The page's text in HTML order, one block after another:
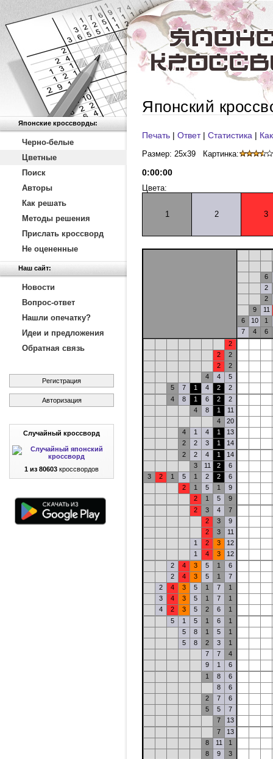
Японские кроссворды:
Черно-белые
Цветные
Поиск
Авторы
Как решать
Методы решения
Прислать кроссворд
Не оцененные
Наш сайт:
Новости
Вопрос-ответ
Нашли опечатку?
Идеи и предложения
Обратная связь
Регистрация
Авторизация
Случайный кроссворд
1 из 80603 кроссвордов
Японский
Печать | Ответ| Статистика |
Размер: 25x39 Картинка:
0:00:00
Цвета:
1 2 3
6
2
2
9
11
6
10
1
7
4
6
2
2
2
2
2
4
4
5
5
7 1 4 2
2
4
8 1 6 2
2
4
8 1
11
4
20
4
1 4 1
13
2
2 3 1
14
2
2 4 1
14
3
11 2
6
3
2 1 5 1 2 2
6
2
1 5 1
9
2
1 5
9
2
3 4
7
2
3
9
2
3
11
1
2 3
12
1
4 3
12
2
4 3 5 1
6
2
4 3 5 1
7
2
4 3 5 1 7
1
3
4 3 5 1 7
1
4
2 3 5 2 6
1
5
1 5 1 6
1
5
8 1 5
1
5
8 2 3
1
7
7
4
9
1
6
1
8
6
8
6
2
7
6
5
5
7
7
13
7
13
8
11
1
8
9
3